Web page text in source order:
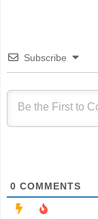
Subscribe
0 COMMENTS